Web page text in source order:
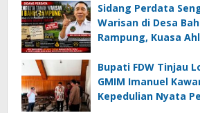
Sidang Perdata
Warisan di Desa
Rampung, Kuasa
Korupsi Dandes
Bupati FDW Tinjau
GMIM Imanuel
Kepedulian Nyata